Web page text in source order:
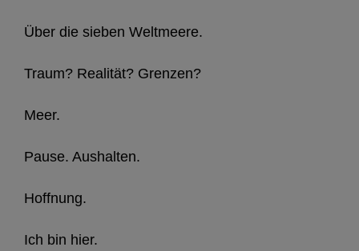
Über die sieben Weltmeere.
Traum? Realität? Grenzen?
Meer.
Pause. Aushalten.
Hoffnung.
Ich bin hier.